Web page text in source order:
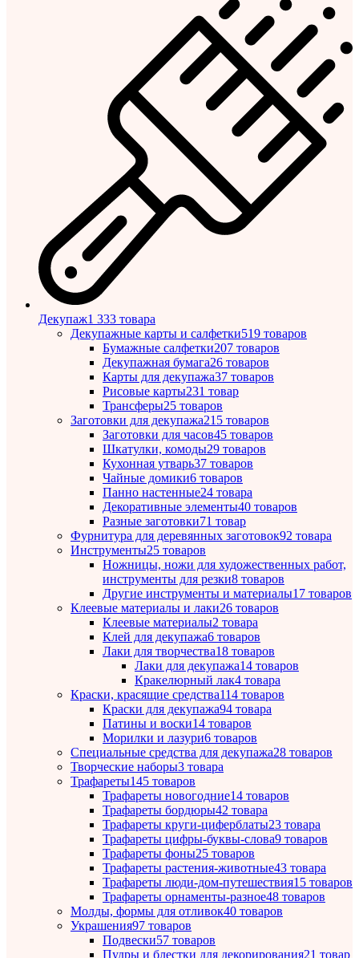
Декупаж1 333 товара
Декупажные карты и салфетки519 товаров
Бумажные салфетки207 товаров
Декупажная бумага26 товаров
Карты для декупажа37 товаров
Рисовые карты231 товар
Трансферы25 товаров
Заготовки для декупажа215 товаров
Заготовки для часов45 товаров
Шкатулки, комоды29 товаров
Кухонная утварь37 товаров
Чайные домики6 товаров
Панно настенные24 товара
Декоративные элементы40 товаров
Разные заготовки71 товар
Фурнитура для деревянных заготовок92 товара
Инструменты25 товаров
Ножницы, ножи для художественных работ,
инструменты для резки8 товаров
Другие инструменты и материалы17 товаров
Клеевые материалы и лаки26 товаров
Клеевые материалы2 товара
Клей для декупажа6 товаров
Лаки для творчества18 товаров
Лаки для декупажа14 товаров
Кракелюрный лак4 товара
Краски, красящие средства114 товаров
Краски для декупажа94 товара
Патины и воски14 товаров
Морилки и лазури6 товаров
Специальные средства для декупажа28 товаров
Творческие наборы3 товара
Трафареты145 товаров
Трафареты новогодние14 товаров
Трафареты бордюры42 товара
Трафареты круги-циферблаты23 товара
Трафареты цифры-буквы-слова9 товаров
Трафареты фоны25 товаров
Трафареты растения-животные43 товара
Трафареты люди-дом-путешествия15 товаров
Трафареты орнаменты-разное48 товаров
Молды, формы для отливок40 товаров
Украшения97 товаров
Подвески57 товаров
Пудры и блестки для декорирования21 товар